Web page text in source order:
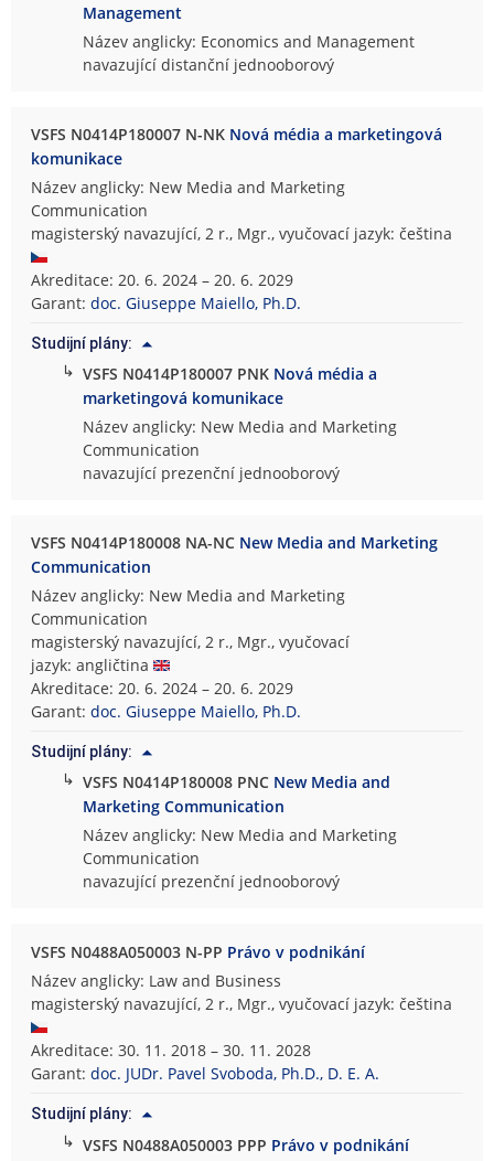
Management
Název anglicky: Economics and Management
navazující distanční jednooborový
VSFS N0414P180007 N-NK Nová média a marketingová
komunikace
Název anglicky: New Media and Marketing
Communication
magisterský navazující, 2 r., Mgr., vyučovací jazyk: čeština
Akreditace: 20. 6. 2024 – 20. 6. 2029
Garant:doc. Giuseppe Maiello, Ph.D.
Studijní plány:
↳ VSFS N0414P180007 PNK Nová média a
marketingová komunikace
Název anglicky: New Media and Marketing
Communication
navazující prezenční jednooborový
VSFS N0414P180008 NA-NC New Media and Marketing
Communication
Název anglicky: New Media and Marketing
Communication
magisterský navazující, 2 r., Mgr., vyučovací
jazyk: angličtina
Akreditace: 20. 6. 2024 – 20. 6. 2029
Garant:doc. Giuseppe Maiello, Ph.D.
Studijní plány:
↳ VSFS N0414P180008 PNC New Media and
Marketing Communication
Název anglicky: New Media and Marketing
Communication
navazující prezenční jednooborový
VSFS N0488A050003 N-PP Právo v podnikání
Název anglicky: Law and Business
magisterský navazující, 2 r., Mgr., vyučovací jazyk: čeština
Akreditace: 30. 11. 2018 – 30. 11. 2028
Garant:doc. JUDr. Pavel Svoboda, Ph.D., D. E. A.
Studijní plány:
↳ VSFS N0488A050003 PPP Právo v podnikání